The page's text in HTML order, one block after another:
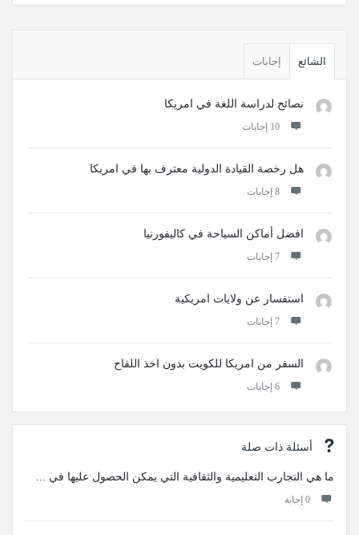
الجانبيةالشائع إجابات
نصائح لدراسة اللغة في امريكا
‫10 إجابات
هل رخصة القيادة الدولية معترف بها في امريكا
‫8 إجابات
افضل أماكن السياحة في كاليفورنيا
‫7 إجابات
استفسار عن ولايات امريكية
‫7 إجابات
السفر من امريكا للكويت بدون اخذ اللقاح
‫6 إجابات
أسئلة ذات صلة
ما هي التجارب التعليمية والثقافية التي يمكن الحصول عليها في ...
‫0 إجابة